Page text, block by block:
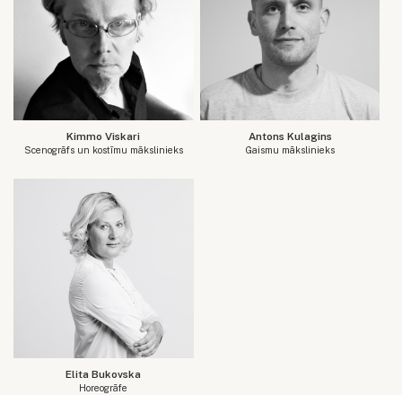
Kimmo Viskari
Scenogrāfs un kostīmu mākslinieks
Antons Kulagins
Gaismu mākslinieks
Elita Bukovska
Horeogrāfe